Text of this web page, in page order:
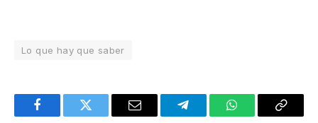
Lo que hay que saber
FacebookTwitter Email TelegramWhatsAppCopy